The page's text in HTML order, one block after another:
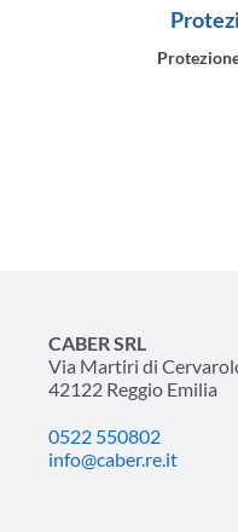
CABER SRL
Via Martiri di
42122 Reggio Emilia
0522 550802
info@caber.re.it